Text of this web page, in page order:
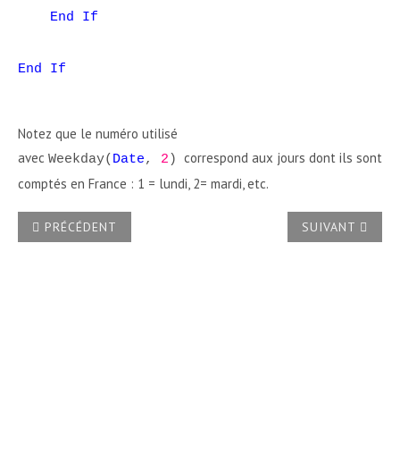
End If
End If
Notez que le numéro utilisé
avec Weekday( Date, 2 ) correspond aux jours dont ils sont
comptés en France : 1 = lundi, 2= mardi, etc.
ARTICLE PRÉCÉDENT : COMMENT DONNER UN EFFET DE
PRÉCÉDENT ARTICLE
SUIVANT